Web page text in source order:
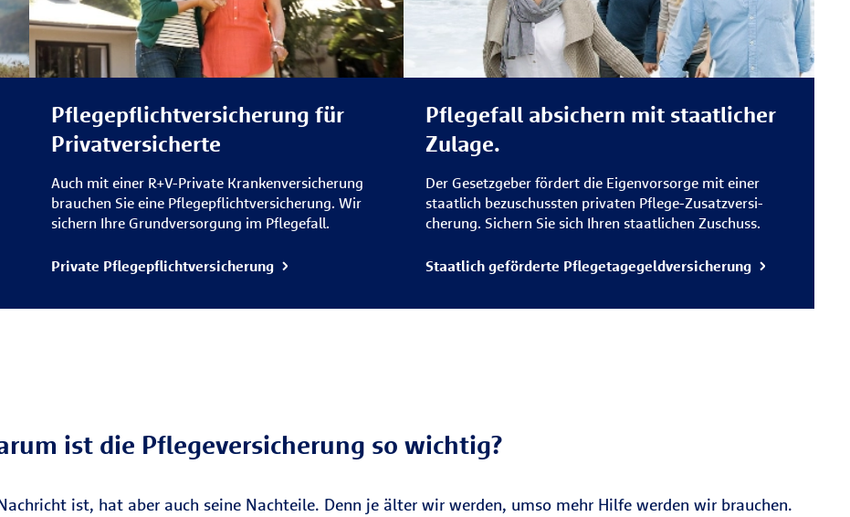
Pflegepflichtversicherung für
Privatversicherte
Auch mit einer R+V-Private Krankenversicherung
brauchen Sie eine Pflegepflichtversicherung. Wir
sichern Ihre Grundversorgung im Pflegefall.
Private Pflegepflicht­versicherung
Pflegefall absichern mit staatlicher
Zulage.
Der Gesetzgeber fördert die Eigenvorsorge mit einer
staatlich bezuschussten privaten Pflege-Zusatz­versi­
cherung. Sichern Sie sich Ihren staatlichen Zuschuss.
Staatlich geförderte Pflegetage­geldversicherung
ist die Pflegeversicherung so wichtig?
ist, hat aber auch seine Nachteile. Denn je älter wir werden, umso mehr Hilfe werden wir brauchen.